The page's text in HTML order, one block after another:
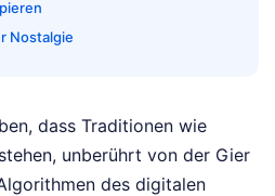
Nostalgie
dass Traditionen wie
unberührt von der Gier
des digitalen